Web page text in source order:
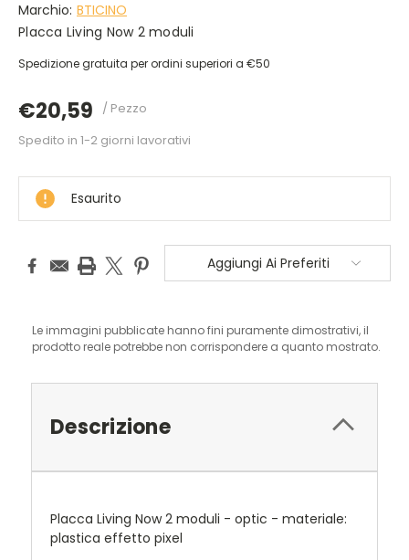
Marchio: BTICINO
Placca Living Now 2 moduli
Spedizione gratuita per ordini superiori a €50
€20,59 / Pezzo
DISPONIBILE
Spedito in 1-2 giorni lavorativi
Esaurito
Aggiungi Ai Preferiti
Le immagini pubblicate hanno fini puramente dimostrativi, il
prodotto reale potrebbe non corrispondere a quanto mostrato.
Descrizione
Placca Living Now 2 moduli - optic - materiale:
plastica effetto pixel